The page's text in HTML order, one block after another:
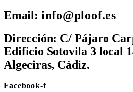
Email: info@ploof.es
Dirección: C/ Pájaro
Edificio Sotovila 3 local
Algeciras, Cádiz.
Facebook-f